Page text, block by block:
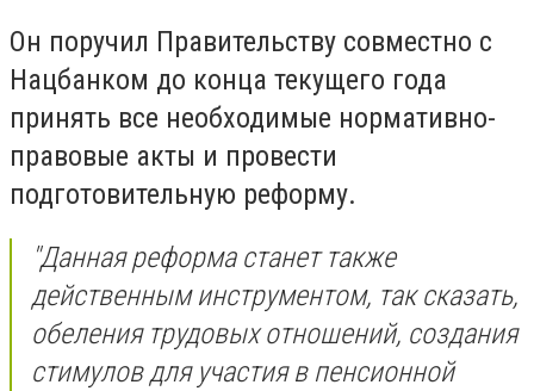
Он поручил Правительству совместно с
Нацбанком до конца текущего года
принять все необходимые нормативно-
правовые акты и провести
подготовительную реформу.
"Данная реформа станет также
действенным инструментом, так сказать,
обеления трудовых отношений, создания
стимулов для участия в пенсионной